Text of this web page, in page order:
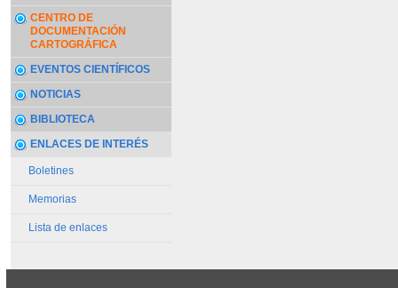
CENTRO DE
DOCUMENTACIÓN
CARTOGRÁFICA
EVENTOS CIENTÍFICOS
NOTICIAS
BIBLIOTECA
ENLACES DE INTERÉS
Boletines
Memorias
Lista de enlaces